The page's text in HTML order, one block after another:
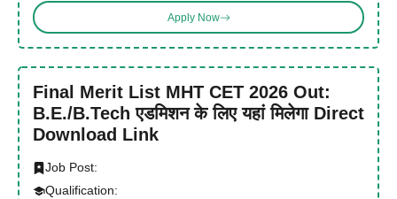
Apply Now
Final Merit List MHT CET 2026 Out:
B.E./B.Tech एडमिशन के लिए यहां मिलेगा Direct
Download Link
Job Post:
Qualification: